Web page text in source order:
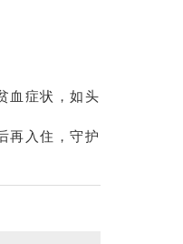
血症状，如头
再入住，守护